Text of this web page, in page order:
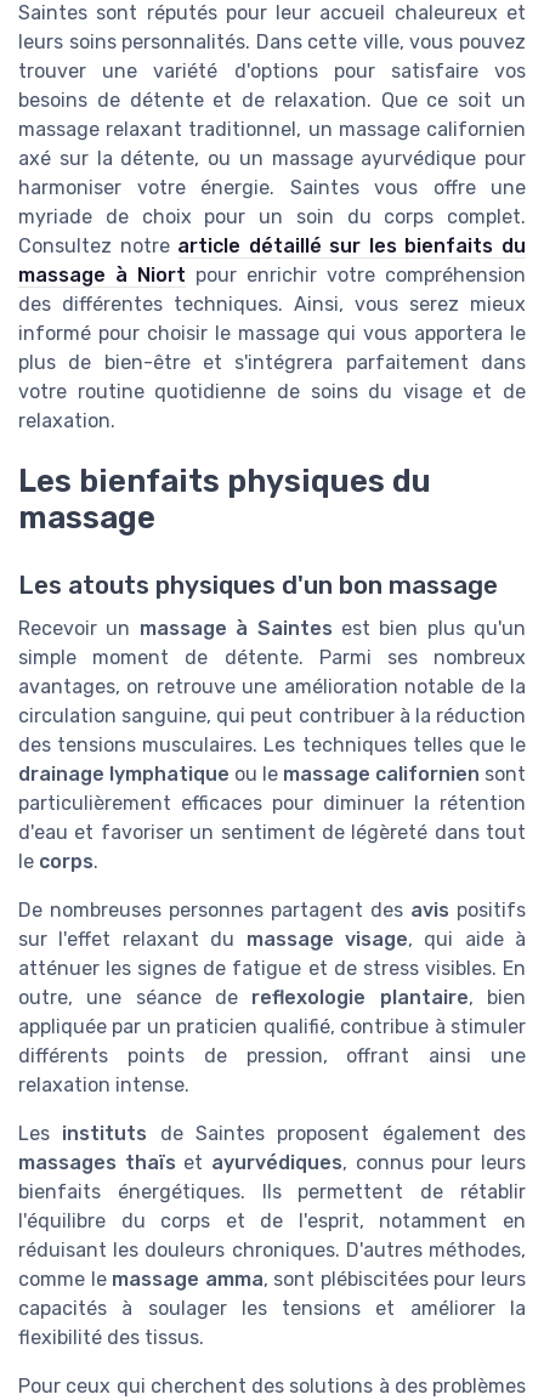
Saintes sont réputés pour leur accueil chaleureux et
leurs soins personnalités. Dans cette ville, vous pouvez
trouver une variété d'options pour satisfaire vos
besoins de détente et de relaxation. Que ce soit un
massage relaxant traditionnel, un massage californien
axé sur la détente, ou un massage ayurvédique pour
harmoniser votre énergie. Saintes vous offre une
myriade de choix pour un soin du corps complet.
Consultez notre article détaillé sur les bienfaits du
massage à Niort pour enrichir votre compréhension
des différentes techniques. Ainsi, vous serez mieux
informé pour choisir le massage qui vous apportera le
plus de bien-être et s'intégrera parfaitement dans
votre routine quotidienne de soins du visage et de
relaxation.
Les bienfaits physiques du
massage
Les atouts physiques d'un bon massage
Recevoir un massage à Saintes est bien plus qu'un
simple moment de détente. Parmi ses nombreux
avantages, on retrouve une amélioration notable de la
circulation sanguine, qui peut contribuer à la réduction
des tensions musculaires. Les techniques telles que le
drainage lymphatique ou le massage californien sont
particulièrement efficaces pour diminuer la rétention
d'eau et favoriser un sentiment de légèreté dans tout
le corps.
De nombreuses personnes partagent des avis positifs
sur l'effet relaxant du massage visage, qui aide à
atténuer les signes de fatigue et de stress visibles. En
outre, une séance de reflexologie plantaire, bien
appliquée par un praticien qualifié, contribue à stimuler
différents points de pression, offrant ainsi une
relaxation intense.
Les instituts de Saintes proposent également des
massages thaïs et ayurvédiques, connus pour leurs
bienfaits énergétiques. Ils permettent de rétablir
l'équilibre du corps et de l'esprit, notamment en
réduisant les douleurs chroniques. D'autres méthodes,
comme le massage amma, sont plébiscitées pour leurs
capacités à soulager les tensions et améliorer la
flexibilité des tissus.
Pour ceux qui cherchent des solutions à des problèmes